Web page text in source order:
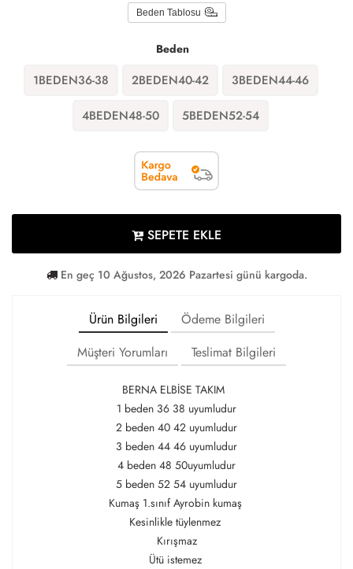
Beden Tablosu
Beden
1BEDEN36-38 2BEDEN40-42 3BEDEN44-46
4BEDEN48-50 5BEDEN52-54
SEPETE EKLE
En geç 10 Ağustos, 2026 Pazartesi günü kargoda.
Ürün Bilgileri
Ödeme Bilgileri
Müşteri Yorumları
Teslimat Bilgileri
BERNA ELBİSE TAKIM
1 beden 36 38 uyumludur
2 beden 40 42 uyumludur
3 beden 44 46 uyumludur
4 beden 48 50uyumludur
5 beden 52 54 uyumludur
Kumaş 1.sınıf Ayrobin kumaş
Kesinlikle tüylenmez
Kırışmaz
Ütü istemez